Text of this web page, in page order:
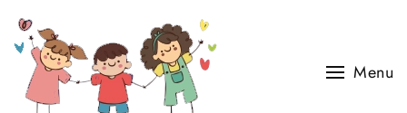
Skip to main content
Menu